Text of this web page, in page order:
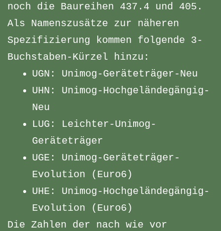
noch die Baureihen 437.4 und 405.
Als Namenszusätze zur näheren
Spezifizierung kommen folgende 3-
Buchstaben-Kürzel hinzu:
UGN: Unimog-Geräteträger-Neu
UHN: Unimog-Hochgeländegängig-
Neu
LUG: Leichter-Unimog-
Geräteträger
UGE: Unimog-Geräteträger-
Evolution (Euro6)
UHE: Unimog-Hochgeländegängig-
Evolution (Euro6)
Die Zahlen der nach wie vor